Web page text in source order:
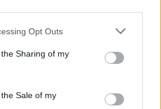
app uses one or more Google
usage behaviour. You may click to
Google and its third-party tags to
purposes in below Google
Opt Outs
Sharing of my
Sale of my
(@Paobcgr)June 13, 2026